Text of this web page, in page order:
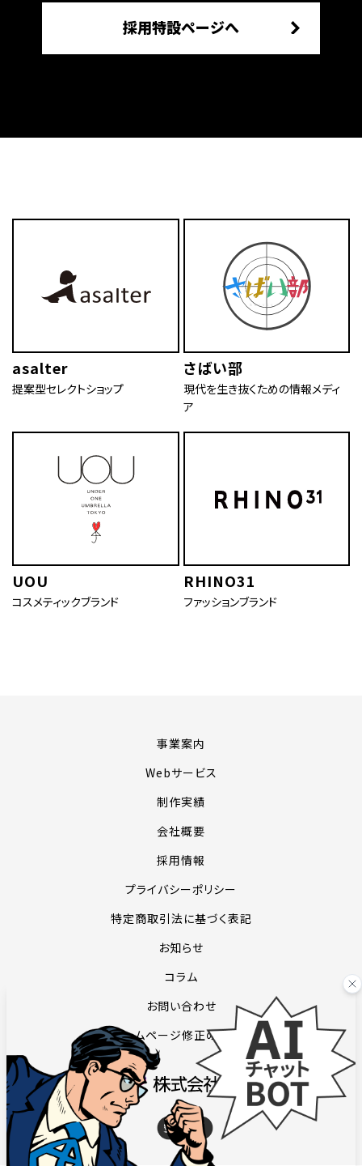
採用特設ページへ
asalter
提案型セレクトショップ
さばい部
現代を生き抜くための情報メディ
ア
UOU
コスメティックブランド
RHINO31
ファッションブランド
事業案内
Webサービス
制作実績
会社概要
採用情報
プライバシーポリシー
特定商取引法に基づく表記
お知らせ
コラム
お問い合わせ
ホームページ修正のご依頼